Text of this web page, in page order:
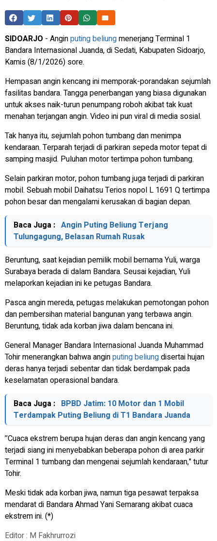
SIDOARJO - Anginputing beliungmenerjang Terminal 1
Bandara Internasional Juanda, di Sedati, Kabupaten Sidoarjo,
Kamis (8/1/2026) sore.
Hempasan angin kencang ini memporak-porandakan sejumlah
fasilitas bandara. Tangga penerbangan yang biasa digunakan
untuk akses naik-turun penumpang roboh akibat tak kuat
menahan terjangan angin. Video ini pun viral di media sosial.
Tak hanya itu, sejumlah pohon tumbang dan menimpa
kendaraan. Terparah terjadi di parkiran sepeda motor tepat di
samping masjid. Puluhan motor tertimpa pohon tumbang.
Selain parkiran motor, pohon tumbang juga terjadi di parkiran
mobil. Sebuah mobil Daihatsu Terios nopol L 1691 Q tertimpa
pohon besar dan mengalami kerusakan di bagian depan.
Baca Juga : Angin Puting Beliung Terjang
Tulungagung, Belasan Rumah Rusak
Beruntung, saat kejadian pemilik mobil bernama Yuli, warga
Surabaya berada di dalam Bandara. Seusai kejadian, Yuli
melaporkan kejadian ini ke petugas Bandara.
Pasca angin mereda, petugas melakukan pemotongan pohon
dan pembersihan material bangunan yang terbawa angin.
Beruntung, tidak ada korban jiwa dalam bencana ini.
General Manager Bandara Internasional Juanda Muhammad
Tohir menerangkan bahwa anginputing beliungdisertai hujan
deras hanya terjadi sebentar dan tidak berdampak pada
keselamatan operasional bandara.
Baca Juga : BPBD Jatim: 10 Motor dan 1 Mobil
Terdampak Puting Beliung di T1 Bandara Juanda
’’Cuaca ekstrem berupa hujan deras dan angin kencang yang
terjadi siang ini menyebabkan beberapa pohon di area parkir
Terminal 1 tumbang dan mengenai sejumlah kendaraan," tutur
Tohir.
Meski tidak ada korban jiwa, namun tiga pesawat terpaksa
mendarat di Bandara Ahmad Yani Semarang akibat cuaca
ekstrem ini. (*)
Editor : M Fakhrurrozi